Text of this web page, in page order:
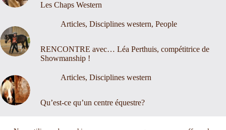
Les Chaps Western
Articles, Disciplines western, People
RENCONTRE avec… Léa Perthuis, compétitrice de
Showmanship !
Articles, Disciplines western
Qu’est-ce qu’un centre équestre?
Nous contacter Mentions légales